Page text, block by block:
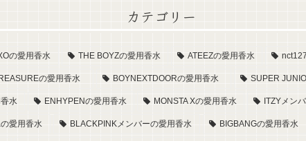
カテゴリー
の愛用香水 THE BOYZの愛用香水 ATEEZの愛用香水
の愛用香水 BOYNEXTDOORの愛用香水 SUPER
水 ENHYPENの愛用香水 MONSTA Xの愛用香水 ITZYメン
愛用香水 BLACKPINKメンバーの愛用香水 BIGBANGの愛用香水